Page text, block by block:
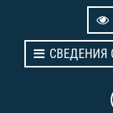
СВЕДЕНИЯ